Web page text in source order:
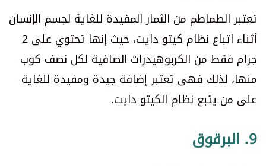
تعتبر الطماطم من الثمار المفيدة للغاية لجسم الإنسان
أثناء اتباع نظام كيتو دايت، حيث إنها تحتوي على 2
جرام فقط من الكربوهيدرات الصافية لكل نصف كوب
منها، لذلك فهى تعتبر إضافة جيدة ومفيدة للغاية
على من يتبع نظام الكيتو دايت.
9. البرقوق